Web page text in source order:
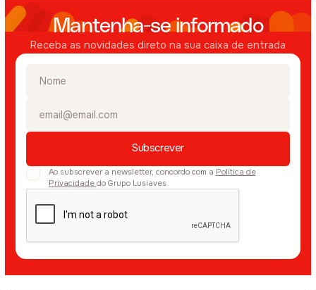
Mantenha-se informado
Receba as novidades direto na sua caixa de entrada
Ao subscrever a newsletter, concordo com a Política de
Privacidade do Grupo Lusiaves